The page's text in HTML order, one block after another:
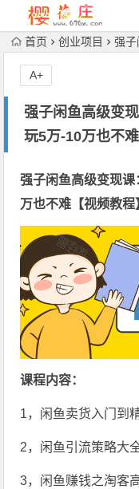
首页 创业项目 强子闲
强子闲鱼高级变
玩5万-10万也不
A+
强子闲鱼高级变现
万也不难【视频教程
课程内容：
1，闲鱼卖货入门到
2，闲鱼引流策略大
3，闲鱼赚钱之淘客